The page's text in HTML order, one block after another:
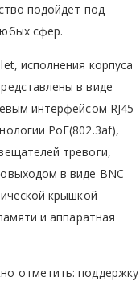
подойдет под
сфер.
исполнения корпуса
в виде
интерфейсом RJ45
PoE(802.3af),
тревоги,
в виде BNC
крышкой
и аппаратная
отметить: поддержку